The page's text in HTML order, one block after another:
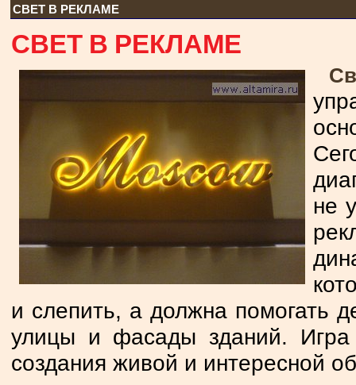
СВЕТ В РЕКЛАМЕ
СВЕТ В РЕКЛАМЕ
не
и слепить, а должна помогать
улицы и фасады зданий.
создания живой и интересной